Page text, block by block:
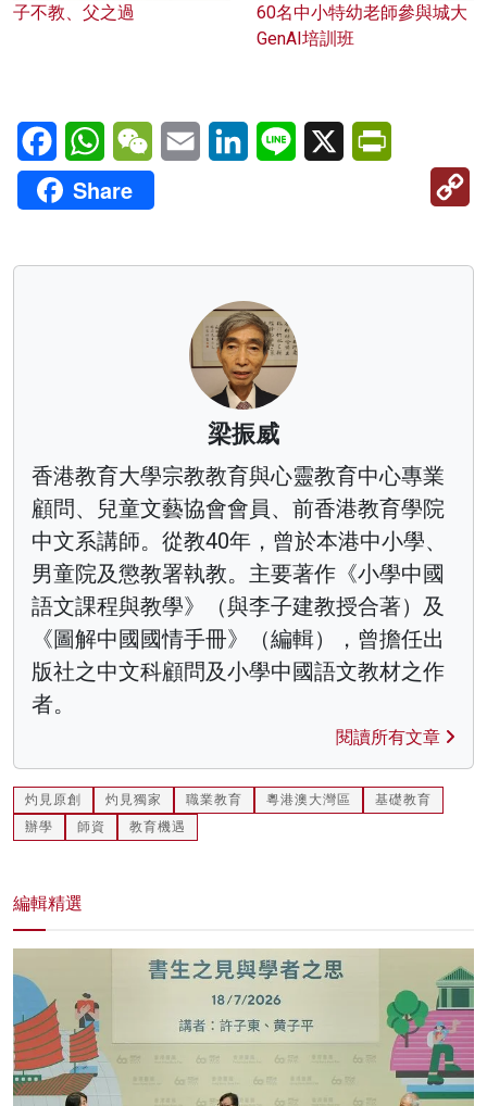
子不教、父之過
60名中小特幼老師參與城大
GenAI培訓班
FacebookWhatsAppWeChatEmail LinkedInLine X
Share
梁振威
香港教育大學宗教教育與心靈教育中心專業
顧問、兒童文藝協會會員、前香港教育學院
中文系講師。從教40年，曾於本港中小學、
男童院及懲教署執教。主要著作《小學中國
語文課程與教學》（與李子建教授合著）及
《圖解中國國情手冊》（編輯），曾擔任出
版社之中文科顧問及小學中國語文教材之作
者。
閱讀所有文章
灼見原創 灼見獨家 職業教育 粵港澳大灣區
基礎教育
辦學
師資 教育機遇
編輯精選